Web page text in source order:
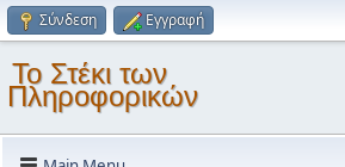
Σύνδεση Εγγραφή
Το Στέκι των
Πληροφορικών